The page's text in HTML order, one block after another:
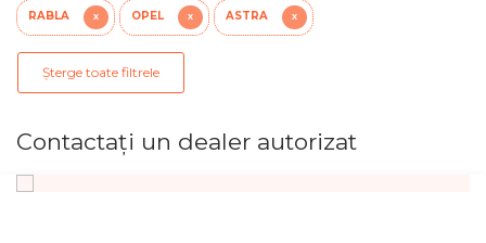
RABLA X OPEL X ASTRA X
Șterge toate filtrele
Contactaţi un dealer autorizat